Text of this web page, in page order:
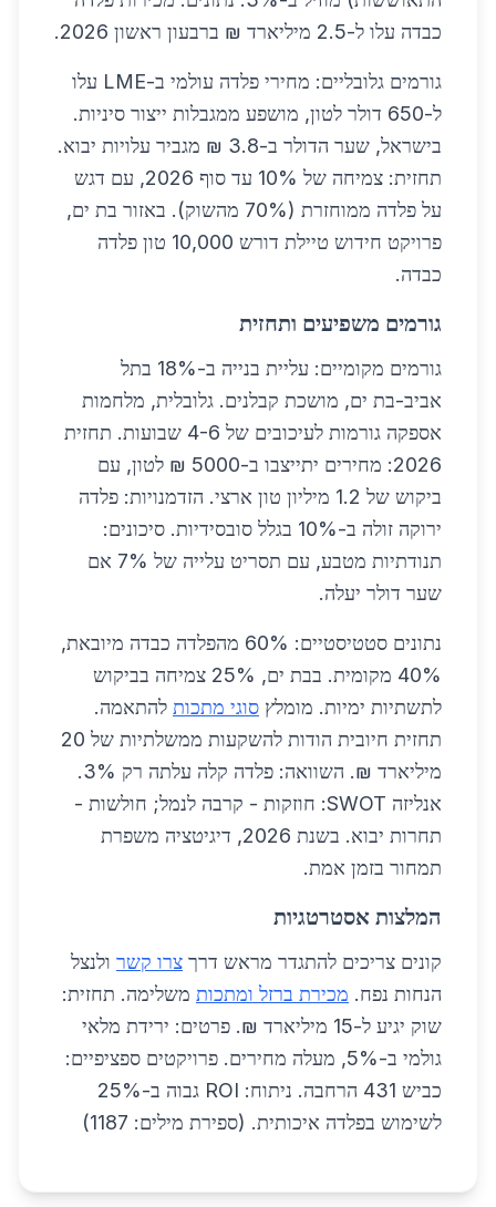
כבדה עלו ל-2.5 מיליארד ₪ ברבעון ראשון 2026.
גורמים גלובליים: מחירי פלדה עולמי ב-LME עלו
ל-650 דולר לטון, מושפע ממגבלות ייצור סיניות.
בישראל, שער הדולר ב-3.8 ₪ מגביר עלויות יבוא.
תחזית: צמיחה של 10% עד סוף 2026, עם דגש
על פלדה ממוחזרת (70% מהשוק). באזור בת ים,
פרויקט חידוש טיילת דורש 10,000 טון פלדה
כבדה.
גורמים משפיעים ותחזית
גורמים מקומיים: עליית בנייה ב-18% בתל
אביב-בת ים, מושכת קבלנים. גלובלית, מלחמות
אספקה גורמות לעיכובים של 4-6 שבועות. תחזית
2026: מחירים יתייצבו ב-5000 ₪ לטון, עם
ביקוש של 1.2 מיליון טון ארצי. הזדמנויות: פלדה
ירוקה זולה ב-10% בגלל סובסידיות. סיכונים:
תנודתיות מטבע, עם תסריט עלייה של 7% אם
שער דולר יעלה.
נתונים סטטיסטיים: 60% מהפלדה כבדה מיובאת,
40% מקומית. בבת ים, 25% צמיחה בביקוש
לתשתיות ימיות. מומלץ סוגי מתכות להתאמה.
תחזית חיובית הודות להשקעות ממשלתיות של 20
מיליארד ₪. השוואה: פלדה קלה עלתה רק 3%.
אנליזה SWOT: חוזקות - קרבה לנמל; חולשות -
תחרות יבוא. בשנת 2026, דיגיטציה משפרת
תמחור בזמן אמת.
המלצות אסטרטגיות
קונים צריכים להתגדר מראש דרך צרו קשר ולנצל
הנחות נפח. מכירת ברזל ומתכות משלימה. תחזית:
שוק יגיע ל-15 מיליארד ₪. פרטים: ירידת מלאי
גולמי ב-5%, מעלה מחירים. פרויקטים ספציפיים:
כביש 431 הרחבה. ניתוח: ROI גבוה ב-25%
לשימוש בפלדה איכותית. (ספירת מילים: 1187)